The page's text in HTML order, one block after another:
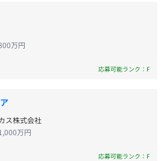
る事項
対策：あり
外喫煙場所あり）
・リフレッシュ休暇 他）
：1～12日（入社月で変動）、次
の振替変更あり
ックに発展を続けています。
想像し、戦略的な投資をおこな
だない半導体製造技術を⽣み
の技術⾰新を牽引しています。
18の国と地域、95拠点にて事
グ、洗浄』という連続した４つ
を持つ世界で唯一の半導体製
い製品群は各分野で⾼いシェ
界でトップクラスの売上げ ・
て、2025年3月期から5年間で
万円
応募可能ランク：F
ス株式会社
万円
応募可能ランク：F